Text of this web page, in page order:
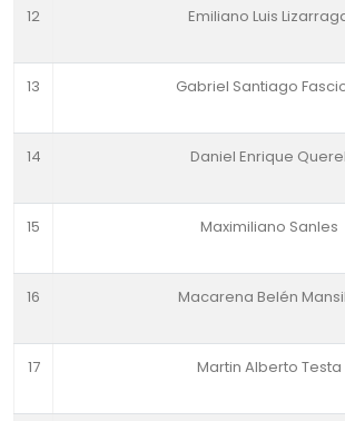
12 Emiliano Luis
13 Gabriel Santiago
14 Daniel Enrique Querel
15 Maximiliano Sanles
16 Macarena Belén
17 Martin Alberto Testa